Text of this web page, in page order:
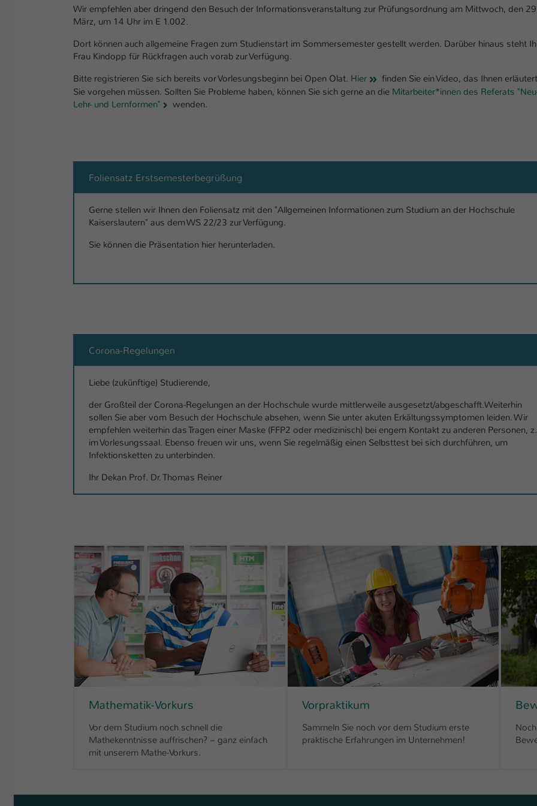
Wir empfehlen aber dringend den Besuch der Informationsveranstaltung zur Prüfungsordnung am Mittwoch, den
März, um 14 Uhr im E 1.002.
Dort können auch allgemeine Fragen zum Studienstart im Sommersemester gestellt werden. Darüber hinaus steht
Frau Kindopp für Rückfragen auch vorab zur Verfügung.
Bitte registrieren Sie sich bereits vor Vorlesungsbeginn bei Open Olat. Hier
finden Sie ein Video, das Ihnen
Sie vorgehen müssen. Sollten Sie Probleme haben, können Sie sich gerne an die Mitarbeiter*innen des Referats
Lehr- und Lernformen"
wenden.
Foliensatz Erstsemesterbegrüßung
Gerne stellen wir Ihnen den Foliensatz mit den "Allgemeinen Informationen zum Studium an der Hochschule
Kaiserslautern" aus dem WS 22/23 zur Verfügung.
Sie können die Präsentation hier herunterladen.
Corona-Regelungen
Liebe (zukünftige) Studierende,
der Großteil der Corona-Regelungen an der Hochschule wurde mittlerweile ausgesetzt/abgeschafft.Weiterhin
sollen Sie aber vom Besuch der Hochschule absehen, wenn Sie unter akuten Erkältungssymptomen leiden. Wir
empfehlen weiterhin das Tragen einer Maske (FFP2 oder medizinisch) bei engem Kontakt zu anderen Personen,
im Vorlesungssaal. Ebenso freuen wir uns, wenn Sie regelmäßig einen Selbsttest bei sich durchführen, um
Infektionsketten zu unterbinden.
Ihr Dekan Prof. Dr. Thomas Reiner
Mathematik-Vorkurs
Vor dem Studium noch schnell die
Mathekenntnisse auffrischen? – ganz einfach
mit unserem Mathe-Vorkurs.
Vorpraktikum
Sammeln Sie noch vor dem Studium erste
praktische Erfahrungen im Unternehmen!
Ihrer vorgenommen Einstellungen, falls der
Webseiten-Betreiber dies eingestellt hat.
Name
Anbieter TYPO3
Zweck
Logins die Session-ID. So kann der eingeloggte
Name